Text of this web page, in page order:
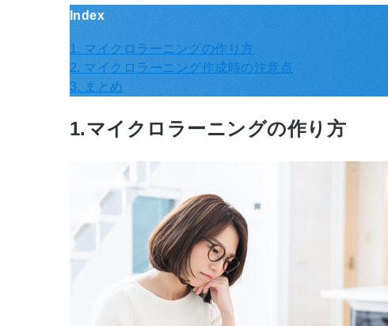
Index
1. マイクロラーニングの作り方
2. マイクロラーニング作成時の注意点
3. まとめ
1.マイクロラーニングの作り方